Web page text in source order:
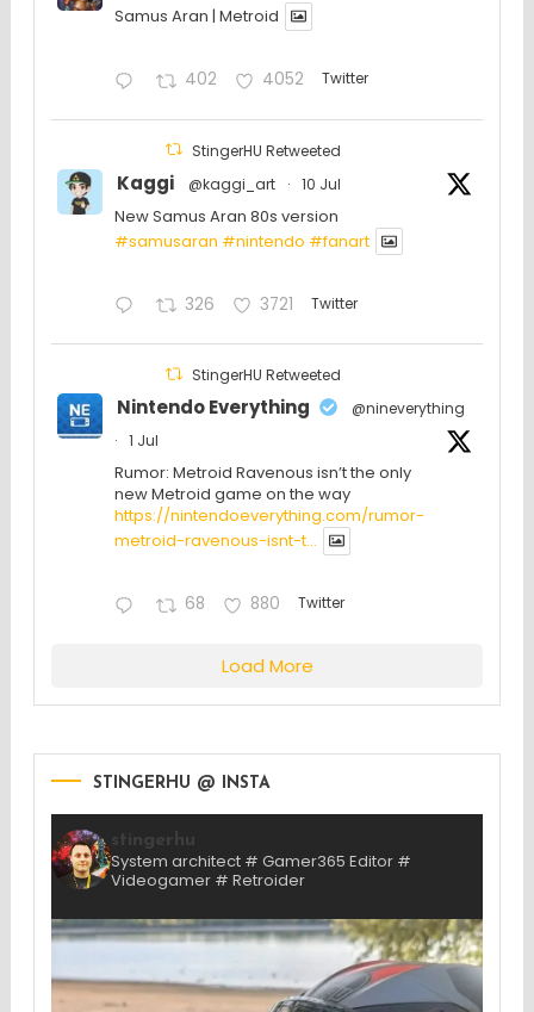
Samus Aran | Metroid
402 4052 Twitter
StingerHU Retweeted
Kaggi @kaggi_art · 10 Jul
New Samus Aran 80s version
#samusaran #nintendo #fanartㅤㅤㅤㅤ
326 3721 Twitter
StingerHU Retweeted
Nintendo Everything
@nineverything
·
1 Jul
Rumor: Metroid Ravenous isn’t the only
new Metroid game on the way
https://nintendoeverything.com/rumor-
metroid-ravenous-isnt-t...
68 880 Twitter
Load More
STINGERHU @ INSTA
System architect # Gamer365 Editor #
Videogamer # Retroider